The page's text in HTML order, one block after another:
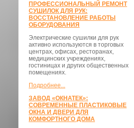
ПРОФЕССИОНАЛЬНЫЙ РЕМОНТ
СУШИЛОК ДЛЯ РУК:
ВОССТАНОВЛЕНИЕ РАБОТЫ
ОБОРУДОВАНИЯ
Электрические сушилки для рук
активно используются в торговых
центрах, офисах, ресторанах,
медицинских учреждениях,
гостиницах и других общественных
помещениях.
Подробнее...
ЗАВОД «ОКНАТЕК»:
СОВРЕМЕННЫЕ ПЛАСТИКОВЫЕ
ОКНА И ДВЕРИ ДЛЯ
КОМФОРТНОГО ДОМА